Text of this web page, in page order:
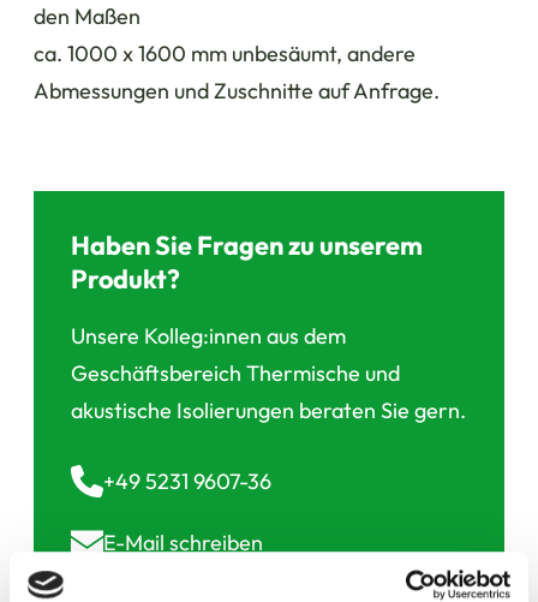
den Maßen
ca. 1000 x 1600 mm unbesäumt, andere
Abmessungen und Zuschnitte auf Anfrage.
Haben Sie Fragen zu unserem
Produkt?
Unsere Kolleg:innen aus dem
Geschäftsbereich Thermische und
akustische Isolierungen beraten Sie gern.
+49 5231 9607-36
E-Mail schreiben